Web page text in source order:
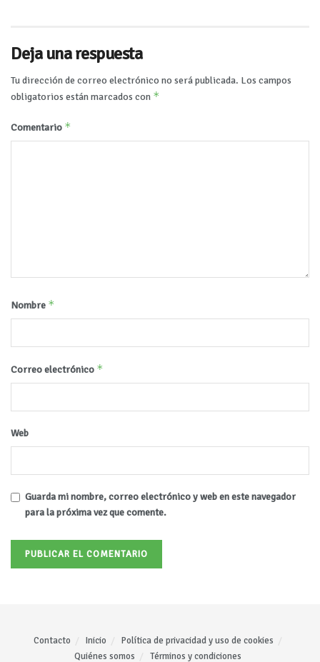
Deja una respuesta
Tu dirección de correo electrónico no será publicada. Los campos
obligatorios están marcados con *
Comentario *
Nombre *
Correo electrónico *
Web
Guarda mi nombre, correo electrónico y web en este navegador
para la próxima vez que comente.
Contacto Inicio
Política de privacidad y uso de cookies
Quiénes somos
Términos y condiciones